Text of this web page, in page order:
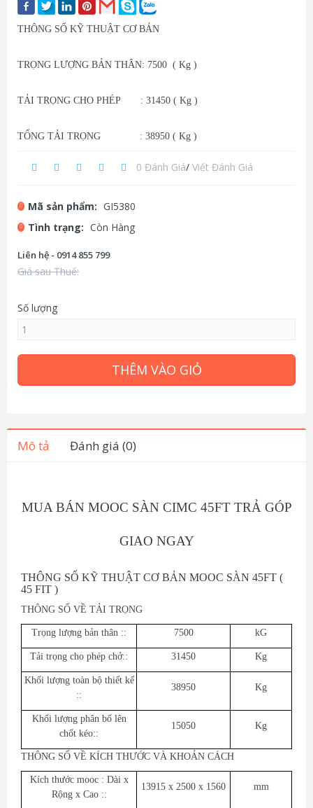
THÔNG SỐ KỸ THUẬT CƠ BẢN
TRỌNG LƯỢNG BẢN THÂN: 7500 ( Kg )
TẢI TRỌNG CHO PHÉP : 31450 ( Kg )
TỔNG TẢI TRỌNG : 38950 ( Kg )
0 Đánh Giá/ Viết Đánh Giá
Mã sản phẩm: GI5380
Tình trạng: Còn Hàng
Liên hệ - 0914 855 799
Giá sau Thuế:
Số lượng
THÊM VÀO GIỎ
Mô tả Đánh giá (0)
MUA BÁN MOOC SÀN CIMC 45FT TRẢ GÓP
GIAO NGAY
THÔNG SỐ KỸ THUẬT CƠ BẢN MOOC SÀN 45FT (
45 FIT )
THÔNG SỐ VỀ TẢI TRỌNG
Trọng lượng bản thân :: 7500 kG
Tải trọng cho phép chở:: 31450 Kg
Khối lượng toàn bộ thiết kế
::
38950 Kg
Khối lượng phân bố lên
chốt kéo::
15050 Kg
THÔNG SỐ VỀ KÍCH THƯỚC VÀ KHOẢN CÁCH
Kích thước mooc : Dài x
Rộng x Cao ::
13915 x 2500 x 1560 mm